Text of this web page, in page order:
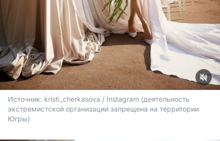
Источник: kristi_cherkasova / Instagram (деятельность
экстремистской организации запрещена на территории
Югры)